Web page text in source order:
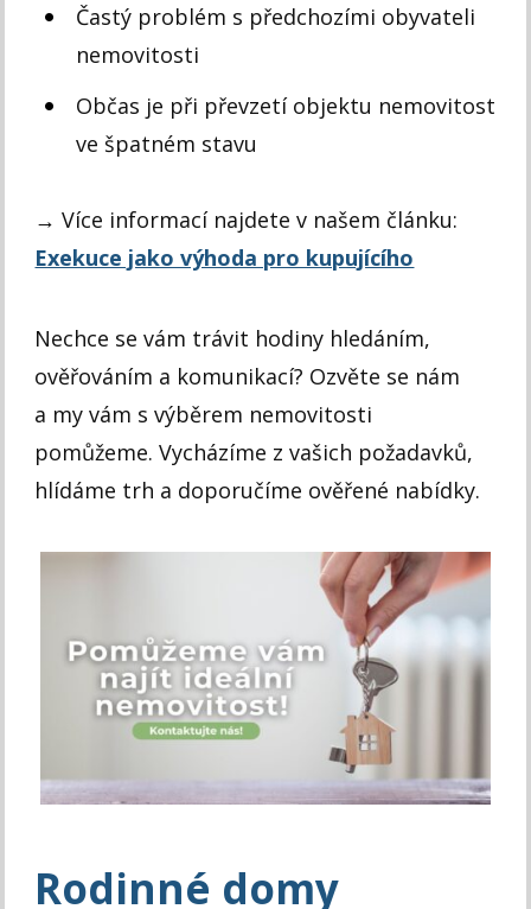
Častý problém s předchozími obyvateli
nemovitosti
Občas je při převzetí objektu nemovitost
ve špatném stavu
→ Více informací najdete v našem článku:
Exekuce jako výhoda pro kupujícího
Nechce se vám trávit hodiny hledáním,
ověřováním a komunikací? Ozvěte se nám
a my vám s výběrem nemovitosti
pomůžeme. Vycházíme z vašich požadavků,
hlídáme trh a doporučíme ověřené nabídky.
Rodinné domy